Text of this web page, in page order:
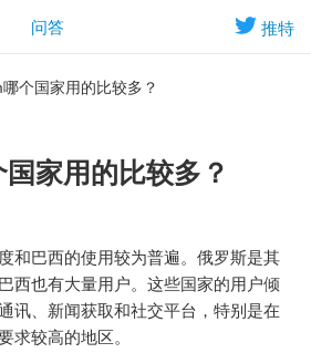
推特
问答
个国家用的比较多？
家用的比较多？
和巴西的使用较为普遍。俄罗斯是其
西也有大量用户。这些国家的用户倾
讯、新闻获取和社交平台，特别是在
求较高的地区。